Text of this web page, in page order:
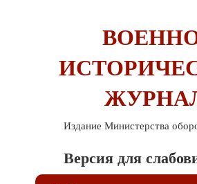
Издание Министерства
Версия для